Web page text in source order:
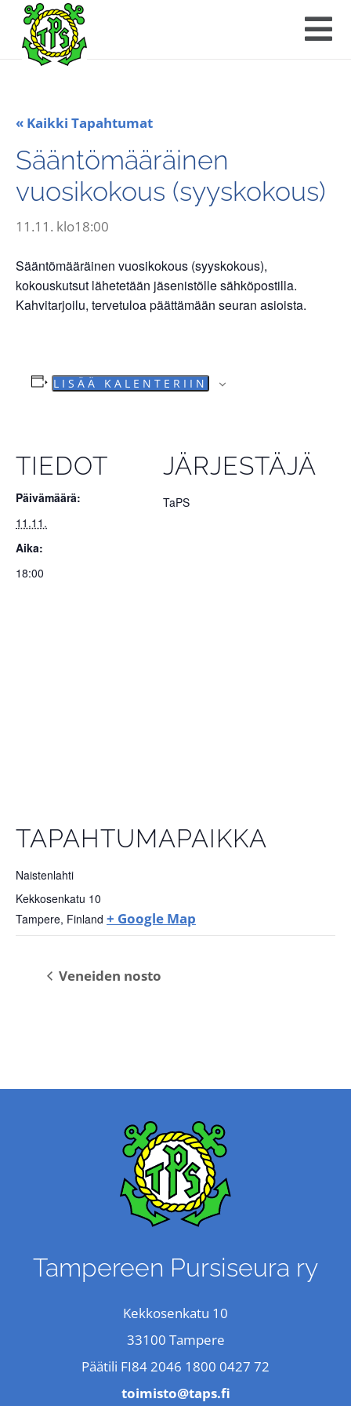
« Kaikki Tapahtumat
Sääntömääräinen
vuosikokous (syyskokous)
11.11. klo18:00
Sääntömääräinen vuosikokous (syyskokous),
kokouskutsut lähetetään jäsenistölle sähköpostilla.
Kahvitarjoilu, tervetuloa päättämään seuran asioista.
LISÄÄ KALENTERIIN
TIEDOT
Päivämäärä:
11.11.
Aika:
18:00
JÄRJESTÄJÄ
TaPS
TAPAHTUMAPAIKKA
Naistenlahti
Kekkosenkatu 10
Tampere, Finland + Google Map
Veneiden nosto
Tampereen Pursiseura ry
Kekkosenkatu 10
33100 Tampere
Päätili FI84 2046 1800 0427 72
toimisto@taps.fi